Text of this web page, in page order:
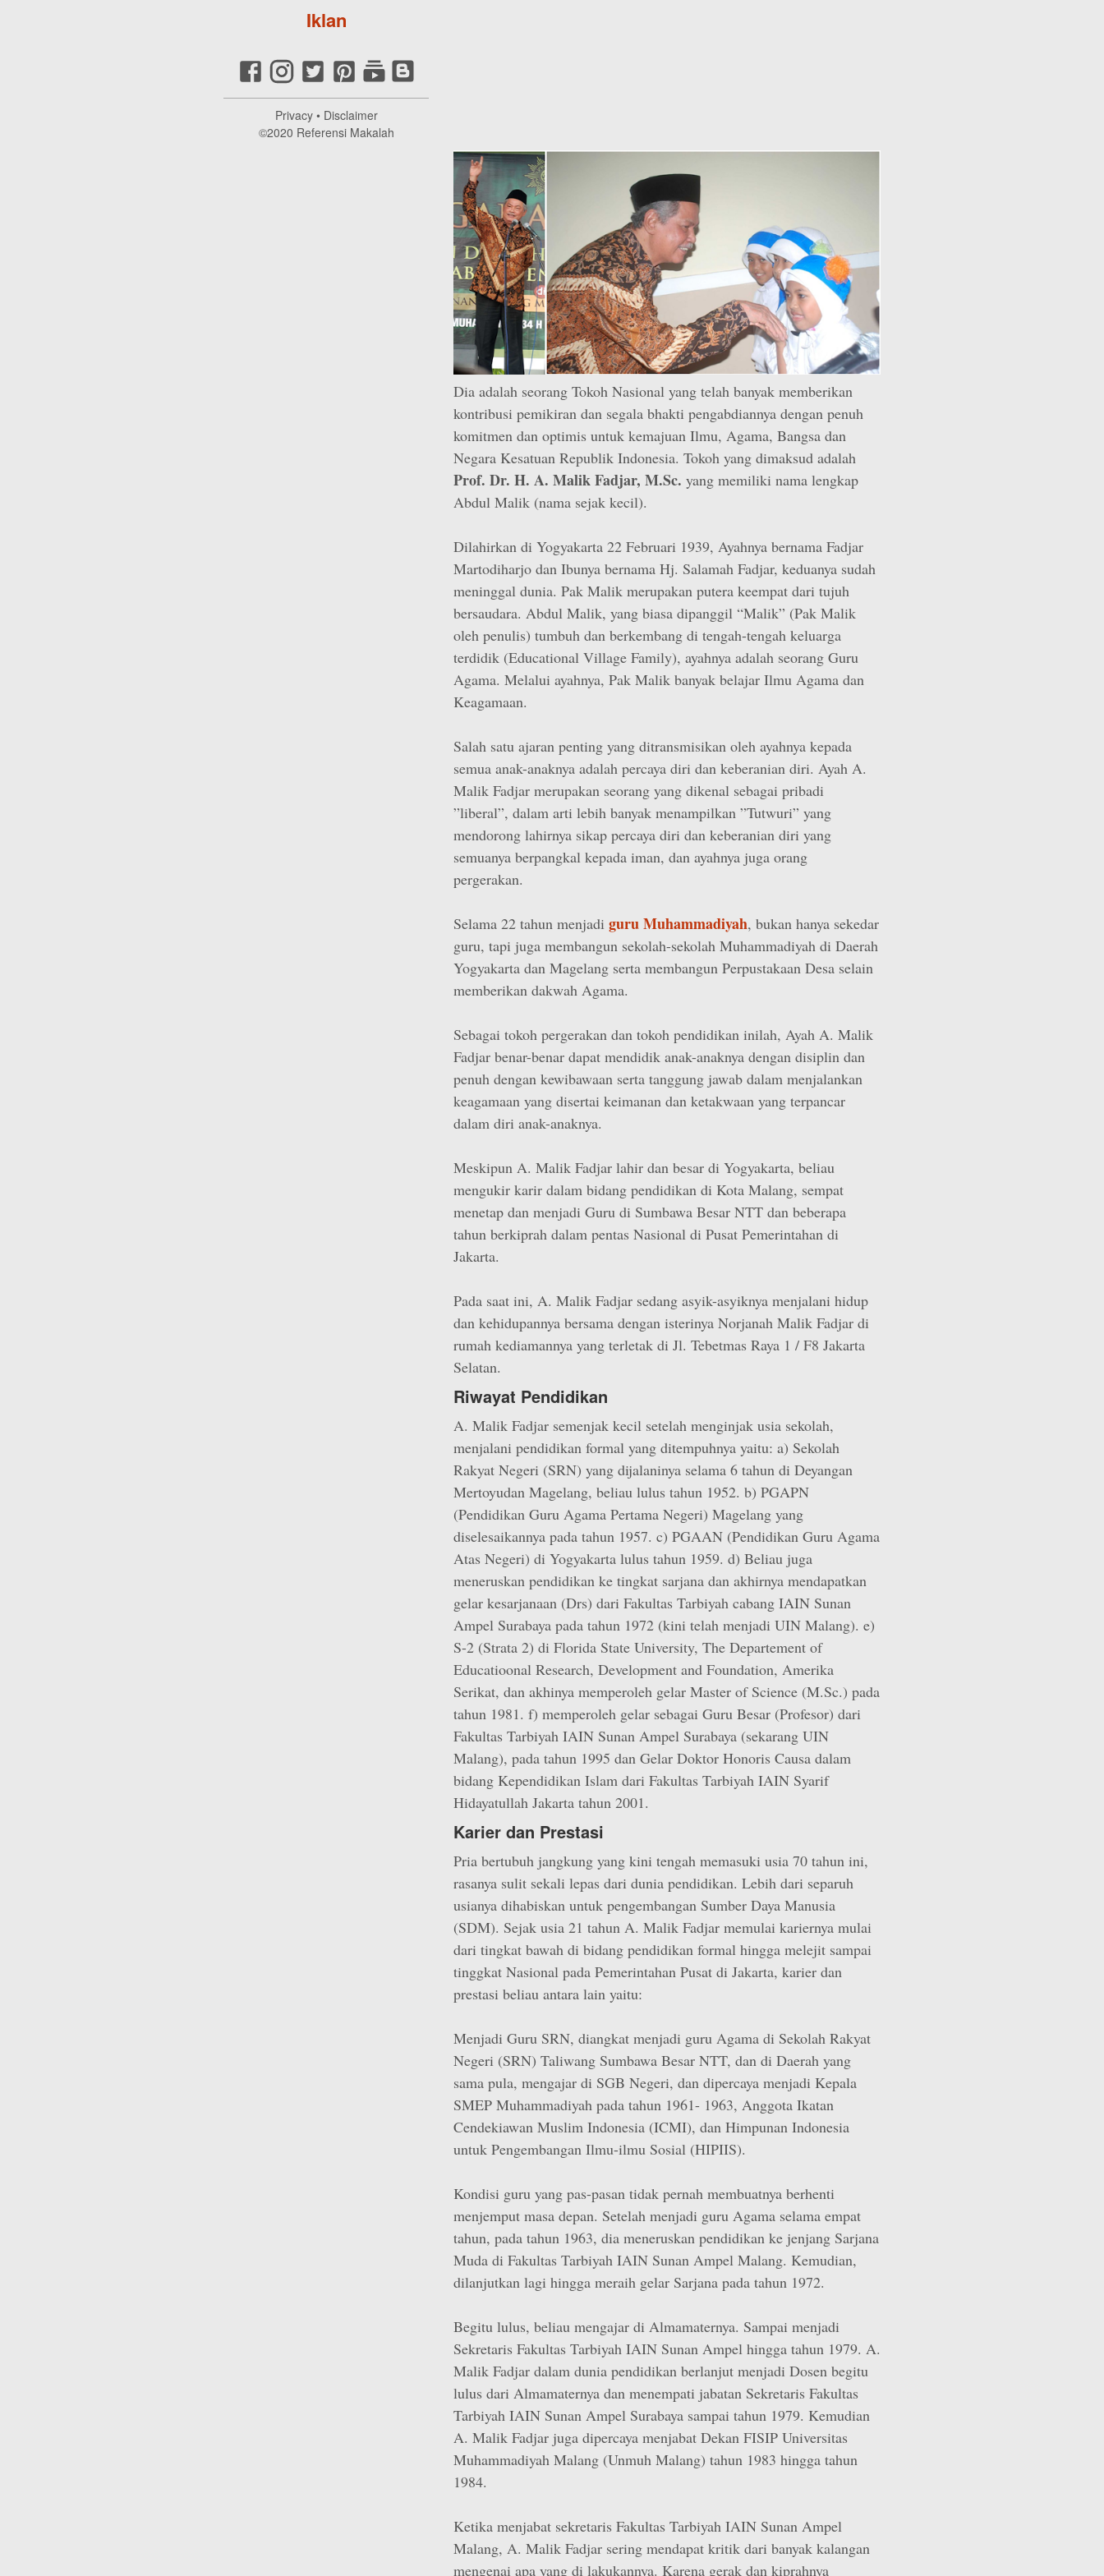
Iklan
Privacy• Disclaimer
©2020 Referensi Makalah
Dia adalah seorang Tokoh Nasional yang telah banyak memberikan
kontribusi pemikiran dan segala bhakti pengabdiannya dengan penuh
komitmen dan optimis untuk kemajuan Ilmu, Agama, Bangsa dan
Negara Kesatuan Republik Indonesia. Tokoh yang dimaksud adalah
Prof. Dr. H. A. Malik Fadjar, M.Sc. yang memiliki nama lengkap
Abdul Malik (nama sejak kecil).
Dilahirkan di Yogyakarta 22 Februari 1939, Ayahnya bernama Fadjar
Martodiharjo dan Ibunya bernama Hj. Salamah Fadjar, keduanya sudah
meninggal dunia. Pak Malik merupakan putera keempat dari tujuh
bersaudara. Abdul Malik, yang biasa dipanggil “Malik” (Pak Malik
oleh penulis) tumbuh dan berkembang di tengah-tengah keluarga
terdidik (Educational Village Family), ayahnya adalah seorang Guru
Agama. Melalui ayahnya, Pak Malik banyak belajar Ilmu Agama dan
Keagamaan.
Salah satu ajaran penting yang ditransmisikan oleh ayahnya kepada
semua anak-anaknya adalah percaya diri dan keberanian diri. Ayah A.
Malik Fadjar merupakan seorang yang dikenal sebagai pribadi
”liberal”, dalam arti lebih banyak menampilkan ”Tutwuri” yang
mendorong lahirnya sikap percaya diri dan keberanian diri yang
semuanya berpangkal kepada iman, dan ayahnya juga orang
pergerakan.
Selama 22 tahun menjadi guru Muhammadiyah, bukan hanya sekedar
guru, tapi juga membangun sekolah-sekolah Muhammadiyah di Daerah
Yogyakarta dan Magelang serta membangun Perpustakaan Desa selain
memberikan dakwah Agama.
Sebagai tokoh pergerakan dan tokoh pendidikan inilah, Ayah A. Malik
Fadjar benar-benar dapat mendidik anak-anaknya dengan disiplin dan
penuh dengan kewibawaan serta tanggung jawab dalam menjalankan
keagamaan yang disertai keimanan dan ketakwaan yang terpancar
dalam diri anak-anaknya.
Meskipun A. Malik Fadjar lahir dan besar di Yogyakarta, beliau
mengukir karir dalam bidang pendidikan di Kota Malang, sempat
menetap dan menjadi Guru di Sumbawa Besar NTT dan beberapa
tahun berkiprah dalam pentas Nasional di Pusat Pemerintahan di
Jakarta.
Pada saat ini, A. Malik Fadjar sedang asyik-asyiknya menjalani hidup
dan kehidupannya bersama dengan isterinya Norjanah Malik Fadjar di
rumah kediamannya yang terletak di Jl. Tebetmas Raya 1 / F8 Jakarta
Selatan.
Riwayat Pendidikan
A. Malik Fadjar semenjak kecil setelah menginjak usia sekolah,
menjalani pendidikan formal yang ditempuhnya yaitu: a) Sekolah
Rakyat Negeri (SRN) yang dijalaninya selama 6 tahun di Deyangan
Mertoyudan Magelang, beliau lulus tahun 1952. b) PGAPN
(Pendidikan Guru Agama Pertama Negeri) Magelang yang
diselesaikannya pada tahun 1957. c) PGAAN (Pendidikan Guru Agama
Atas Negeri) di Yogyakarta lulus tahun 1959. d) Beliau juga
meneruskan pendidikan ke tingkat sarjana dan akhirnya mendapatkan
gelar kesarjanaan (Drs) dari Fakultas Tarbiyah cabang IAIN Sunan
Ampel Surabaya pada tahun 1972 (kini telah menjadi UIN Malang). e)
S-2 (Strata 2) di Florida State University, The Departement of
Educatioonal Research, Development and Foundation, Amerika
Serikat, dan akhinya memperoleh gelar Master of Science (M.Sc.) pada
tahun 1981. f) memperoleh gelar sebagai Guru Besar (Profesor) dari
Fakultas Tarbiyah IAIN Sunan Ampel Surabaya (sekarang UIN
Malang), pada tahun 1995 dan Gelar Doktor Honoris Causa dalam
bidang Kependidikan Islam dari Fakultas Tarbiyah IAIN Syarif
Hidayatullah Jakarta tahun 2001.
Karier dan Prestasi
Pria bertubuh jangkung yang kini tengah memasuki usia 70 tahun ini,
rasanya sulit sekali lepas dari dunia pendidikan. Lebih dari separuh
usianya dihabiskan untuk pengembangan Sumber Daya Manusia
(SDM). Sejak usia 21 tahun A. Malik Fadjar memulai kariernya mulai
dari tingkat bawah di bidang pendidikan formal hingga melejit sampai
tinggkat Nasional pada Pemerintahan Pusat di Jakarta, karier dan
prestasi beliau antara lain yaitu:
Menjadi Guru SRN, diangkat menjadi guru Agama di Sekolah Rakyat
Negeri (SRN) Taliwang Sumbawa Besar NTT, dan di Daerah yang
sama pula, mengajar di SGB Negeri, dan dipercaya menjadi Kepala
SMEP Muhammadiyah pada tahun 1961- 1963, Anggota Ikatan
Cendekiawan Muslim Indonesia (ICMI), dan Himpunan Indonesia
untuk Pengembangan Ilmu-ilmu Sosial (HIPIIS).
Kondisi guru yang pas-pasan tidak pernah membuatnya berhenti
menjemput masa depan. Setelah menjadi guru Agama selama empat
tahun, pada tahun 1963, dia meneruskan pendidikan ke jenjang Sarjana
Muda di Fakultas Tarbiyah IAIN Sunan Ampel Malang. Kemudian,
dilanjutkan lagi hingga meraih gelar Sarjana pada tahun 1972.
Begitu lulus, beliau mengajar di Almamaternya. Sampai menjadi
Sekretaris Fakultas Tarbiyah IAIN Sunan Ampel hingga tahun 1979. A.
Malik Fadjar dalam dunia pendidikan berlanjut menjadi Dosen begitu
lulus dari Almamaternya dan menempati jabatan Sekretaris Fakultas
Tarbiyah IAIN Sunan Ampel Surabaya sampai tahun 1979. Kemudian
A. Malik Fadjar juga dipercaya menjabat Dekan FISIP Universitas
Muhammadiyah Malang (Unmuh Malang) tahun 1983 hingga tahun
1984.
Ketika menjabat sekretaris Fakultas Tarbiyah IAIN Sunan Ampel
Malang, A. Malik Fadjar sering mendapat kritik dari banyak kalangan
mengenai apa yang di lakukannya. Karena gerak dan kiprahnya